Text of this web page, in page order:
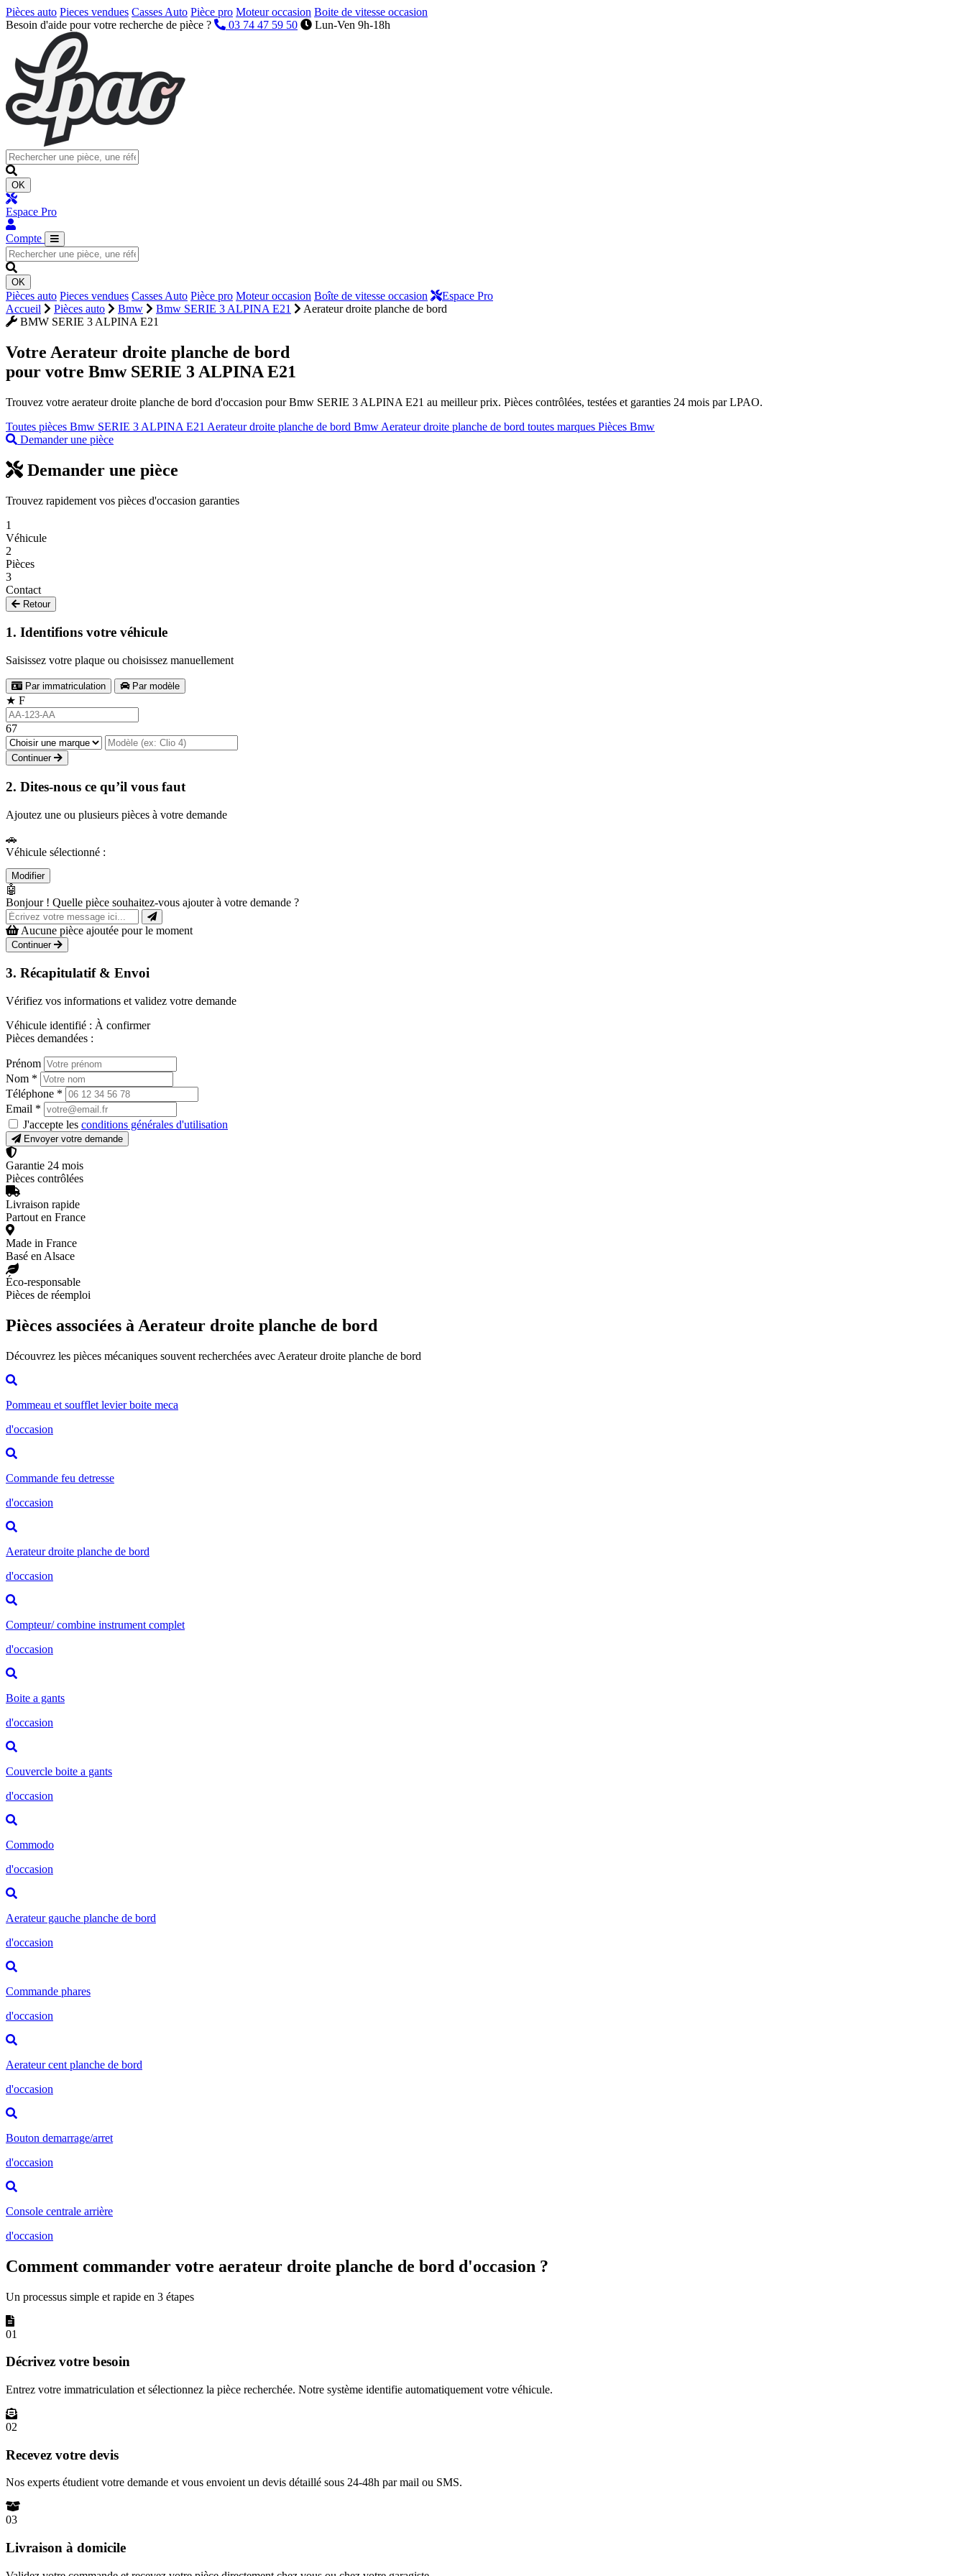
Pièces auto Pieces vendues Casses Auto Pièce pro Moteur occasion Boite de vitesse occasion
Besoin d'aide pour votre recherche de pièce ?
03 74 47 59 50 Lun-Ven 9h-18h
OK
Espace Pro
Compte
OK
Pièces auto Pieces vendues Casses Auto Pièce pro Moteur occasion Boîte de vitesse occasion
Espace Pro
Accueil
Pièces auto Bmw Bmw SERIE 3 ALPINA E21
Aerateur droite planche de bord
BMW SERIE 3 ALPINA E21
Votre Aerateur droite planche de bord
pour votre Bmw SERIE 3 ALPINA E21
Trouvez votre aerateur droite planche de bord d'occasion pour Bmw SERIE 3 ALPINA E21 au meilleur prix. Pièces contrôlées, testées et garanties 24 mois par LPAO.
Toutes pièces Bmw SERIE 3 ALPINA E21 Aerateur droite planche de bord Bmw Aerateur droite planche de bord toutes marques Pièces Bmw
Demander une pièce
Demander une pièce
Trouvez rapidement vos pièces d'occasion garanties
1
Véhicule
2
Pièces
3
Contact
Retour
1. Identifions votre véhicule
Saisissez votre plaque ou choisissez manuellement
Par immatriculation Par modèle
★ F
67
Continuer
2. Dites-nous ce qu’il vous faut
Ajoutez une ou plusieurs pièces à votre demande
🚗
Véhicule sélectionné :
Modifier
🤖
Bonjour ! Quelle pièce souhaitez-vous ajouter à votre demande ?
Aucune pièce ajoutée pour le moment
Continuer
3. Récapitulatif & Envoi
Vérifiez vos informations et validez votre demande
Véhicule identifié : À confirmer
Pièces demandées :
Prénom
Nom *
Téléphone *
Email *
J'accepte les conditions générales d'utilisation
Envoyer votre demande
Garantie 24 mois
Pièces contrôlées
Livraison rapide
Partout en France
Made in France
Basé en Alsace
Éco-responsable
Pièces de réemploi
Pièces associées à Aerateur droite planche de bord
Découvrez les pièces mécaniques souvent recherchées avec Aerateur droite planche de bord
Pommeau et soufflet levier boite meca
d'occasion
Commande feu detresse
d'occasion
Aerateur droite planche de bord
d'occasion
Compteur/ combine instrument complet
d'occasion
Boite a gants
d'occasion
Couvercle boite a gants
d'occasion
Commodo
d'occasion
Aerateur gauche planche de bord
d'occasion
Commande phares
d'occasion
Aerateur cent planche de bord
d'occasion
Bouton demarrage/arret
d'occasion
Console centrale arrière
d'occasion
Comment commander votre aerateur droite planche de bord d'occasion ?
Un processus simple et rapide en 3 étapes
01
Décrivez votre besoin
Entrez votre immatriculation et sélectionnez la pièce recherchée. Notre système identifie automatiquement votre véhicule.
02
Recevez votre devis
Nos experts étudient votre demande et vous envoient un devis détaillé sous 24-48h par mail ou SMS.
03
Livraison à domicile